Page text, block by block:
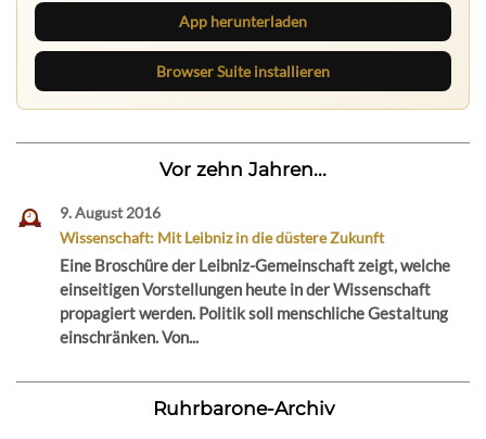
App herunterladen
Browser Suite installieren
Vor zehn Jahren...
9. August 2016
Wissenschaft: Mit Leibniz in die düstere Zukunft
Eine Broschüre der Leibniz-Gemeinschaft zeigt, welche
einseitigen Vorstellungen heute in der Wissenschaft
propagiert werden. Politik soll menschliche Gestaltung
einschränken. Von...
Ruhrbarone-Archiv